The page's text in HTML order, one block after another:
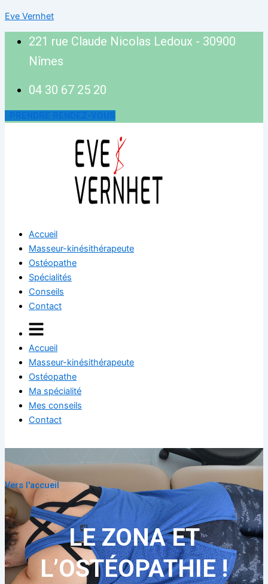
Eve Vernhet
221 rue Claude Nicolas Ledoux - 30900
Nîmes
04 30 67 25 20
Accueil
Masseur-kinésithérapeute
Ostéopathe
Spécialités
Conseils
Contact
Accueil
Masseur-kinésithérapeute
Ostéopathe
Ma spécialité
Mes conseils
Contact
Vers l'accueil
LE ZONA ET
L’OSTÉOPATHIE !